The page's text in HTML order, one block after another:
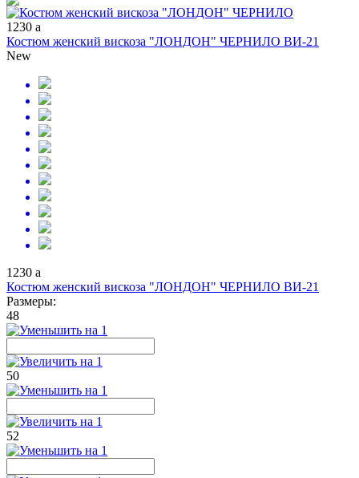
1230 a
Костюм женский вискоза "ЛОНДОН" ЧЕРНИЛО ВИ-21
New
1230 a
Костюм женский вискоза "ЛОНДОН" ЧЕРНИЛО ВИ-21
Размеры:
48
50
52